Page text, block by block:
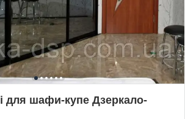
для шафи-купе Дзеркало-